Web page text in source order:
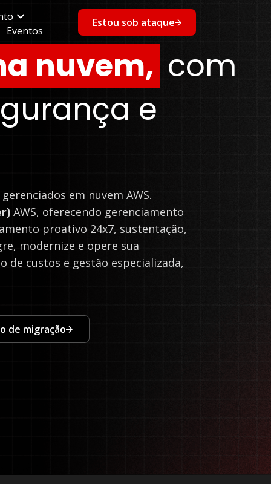
Eventos
Estou sob ataque
nuvem, com
e
em nuvem AWS.
AWS, oferecendo gerenciamento
proativo 24x7, sustentação,
modernize e opere sua
custos e gestão especializada,
de migração